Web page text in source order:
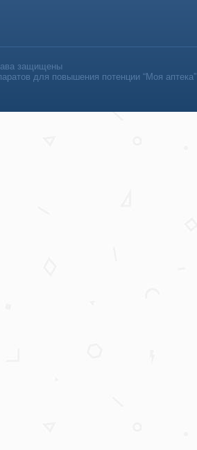
защищены
для повышения потенции “Моя